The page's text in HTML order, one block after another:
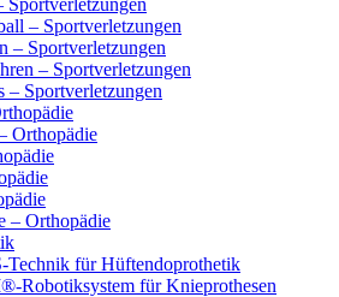
Sportverletzungen
– Sportverletzungen
– Sportverletzungen
– Sportverletzungen
– Sportverletzungen
Orthopädie
– Orthopädie
Technik für Hüftendoprothetik
Robotiksystem für Knieprothesen